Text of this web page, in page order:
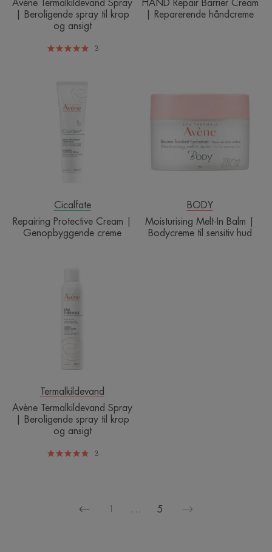
Avène Termalkildevand Spray
| Beroligende spray til krop
og ansigt
3
HAND Repair Barrier Cream
| Reparerende håndcreme
Cream
|
Genopbyggende
creme
Cicalfate
Repairing Protective Cream |
Genopbyggende creme
Melt-
Balm
|
Bodycreme
til
BODY
Moisturising Melt-In Balm |
Bodycreme til sensitiv hud
Spray
Beroligende
spray
krop
ansigt
Termalkildevand
Avène Termalkildevand Spray
| Beroligende spray til krop
og ansigt
3
Forrige
… 5